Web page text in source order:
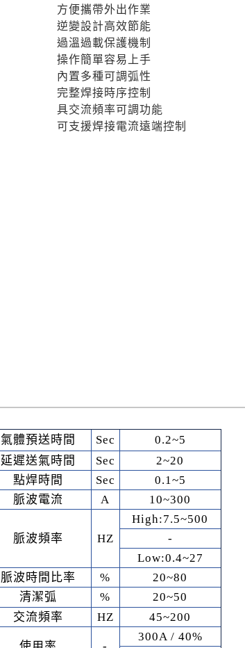
方便攜帶外出作業
逆變設計高效節能
過溫過載保護機制
操作簡單容易上手
內置多種可調弧性
完整焊接時序控制
具交流頻率可調功能
可支援焊接電流遠端控制
氣體預送時間 Sec
0.2~5
延遲送氣時間 Sec
2~20
點焊時間 Sec
0.1~5
脈波電流 A 10~300
脈波頻率
HZ
High:7.5~500
-
Low:0.4~27
脈波時間比率 %
20~80
清潔弧 % 20~50
交流頻率 HZ
45~200
300A / 40%